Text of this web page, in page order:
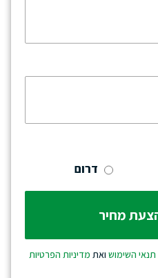
דרום
תנאי השימוש ואת מדיניות הפרטיות